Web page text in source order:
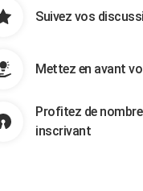
Suivez vos
Mettez en avant
Profitez de
inscrivant